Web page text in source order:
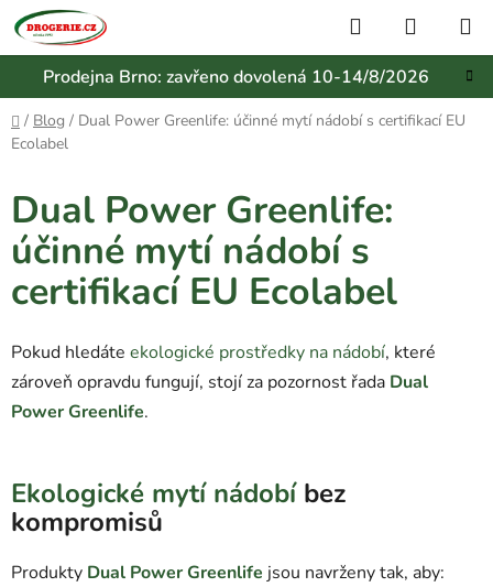
Přejít
na
obsah
Prodejna Brno: zavřeno dovolená 10-14/8/2026
Hledat
KOŠÍK
Domů
/ Blog / Dual Power Greenlife: účinné mytí nádobí s certifikací EU
Ecolabel
Dual Power Greenlife:
účinné mytí nádobí s
certifikací EU Ecolabel
Pokud hledáte ekologické prostředky na nádobí, které
zároveň opravdu fungují, stojí za pozornost řada Dual
Power Greenlife.
Ekologické mytí nádobíbez
kompromisů
Produkty Dual Power Greenlife jsou navrženy tak, aby: